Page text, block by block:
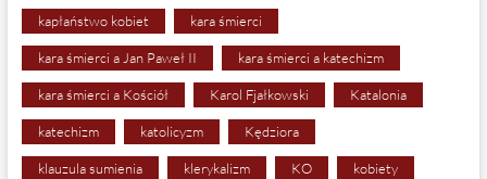
kapłaństwo kobiet kara śmierci
kara śmierci a Jan Paweł II kara śmierci a katechizm
kara śmierci a Kościół Karol Fjałkowski Katalonia
katechizm katolicyzm Kędziora
klauzula sumienia klerykalizm KO kobiety